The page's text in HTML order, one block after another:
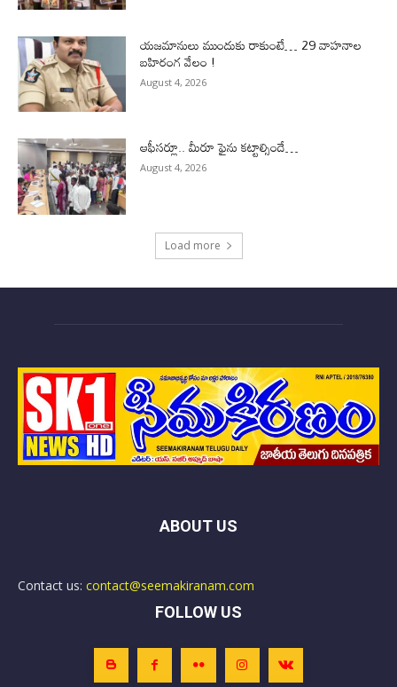
యజమానులు ముందుకు రాకుంటే… 29 వాహనాల
బహిరంగ వేలం !
August 4, 2026
ఆఫీసర్లూ.. మీరూ ఫైను కట్టాల్సిందే…
August 4, 2026
Load more
ABOUT US
Contact us: contact@seemakiranam.com
FOLLOW US